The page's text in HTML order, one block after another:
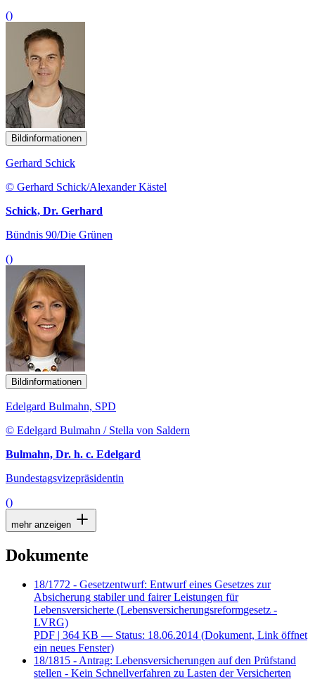
()
Bildinformationen
Gerhard Schick
© Gerhard Schick/Alexander Kästel
Schick, Dr. Gerhard
Bündnis 90/Die Grünen
()
Bildinformationen
Edelgard Bulmahn, SPD
© Edelgard Bulmahn / Stella von Saldern
Bulmahn, Dr. h. c. Edelgard
Bundestagsvizepräsidentin
()
mehr anzeigen
Dokumente
18/1772 - Gesetzentwurf: Entwurf eines Gesetzes zur
Absicherung stabiler und fairer Leistungen für
Lebensversicherte (Lebensversicherungsreformgesetz -
LVRG)
PDF | 364 KB — Status: 18.06.2014 (Dokument, Link öffnet
ein neues Fenster)
18/1815 - Antrag: Lebensversicherungen auf den Prüfstand
stellen - Kein Schnellverfahren zu Lasten der Versicherten